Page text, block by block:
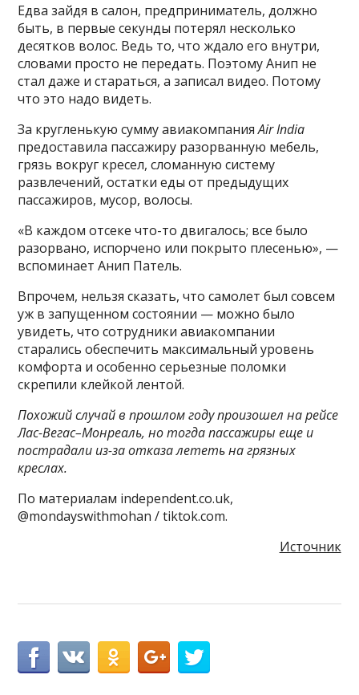
Едва зайдя в салон, предприниматель, должно
быть, в первые секунды потерял несколько
десятков волос. Ведь то, что ждало его внутри,
словами просто не передать. Поэтому Анип не
стал даже и стараться, а записал видео. Потому
что это надо видеть.
За кругленькую сумму авиакомпанияAir India
предоставила пассажиру разорванную мебель,
грязь вокруг кресел, сломанную систему
развлечений, остатки еды от предыдущих
пассажиров, мусор, волосы.
«В каждом отсеке что-то двигалось; все было
разорвано, испорчено или покрыто плесенью», —
вспоминает Анип Патель.
Впрочем, нельзя сказать, что самолет был совсем
уж в запущенном состоянии — можно было
увидеть, что сотрудники авиакомпании
старались обеспечить максимальный уровень
комфорта и особенно серьезные поломки
скрепили клейкой лентой.
Похожий случай в прошлом году произошел на рейсе
Лас-Вегас–Монреаль, но тогдапассажиры еще и
пострадали из-за отказа лететь на грязных
креслах.
По материалам independent.co.uk,
@mondayswithmohan / tiktok.com.
Источник